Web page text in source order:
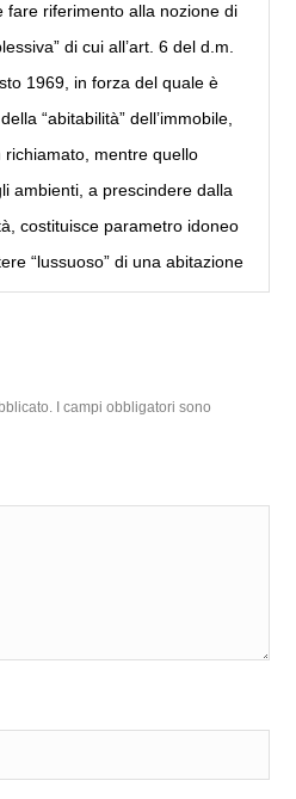
fare riferimento alla nozione di
di cui all’art. 6 del d.m.
1969, in forza del quale è
“abitabilità” dell’immobile,
mentre quello
ambienti, a prescindere dalla
costituisce parametro idoneo
“lussuoso” di una abitazione
I campi obbligatori sono